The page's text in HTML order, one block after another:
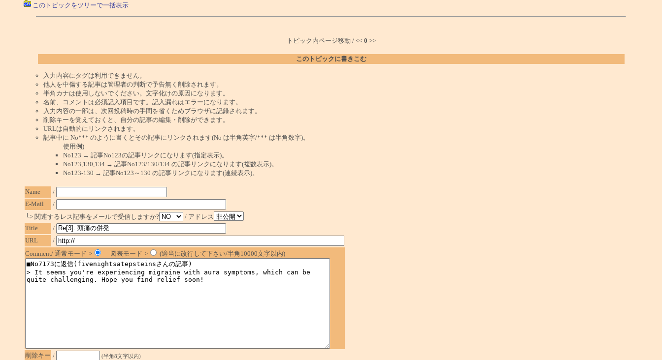
このトピックをツリーで一括表示
トピック内ページ移動 / << 0 >>
このトピックに書きこむ
入力内容にタグは利用できません。
他人を中傷する記事は管理者の判断で予告無く削除されます。
半角カナは使用しないでください。文字化けの原因になります。
名前、コメントは必須記入項目です。記入漏れはエラーになります。
入力内容の一部は、次回投稿時の手間を省くためブラウザに記録されます。
削除キーを覚えておくと、自分の記事の編集・削除ができます。
URLは自動的にリンクされます。
記事中に No*** のように書くとその記事にリンクされます(No は半角英字/*** は半角数字)。
使用例)
No123 → 記事No123の記事リンクになります(指定表示)。
No123,130,134 → 記事No123/130/134 の記事リンクになります(複数表示)。
No123-130 → 記事No123～130 の記事リンクになります(連続表示)。
Name
/
E-Mail
/
└> 関連するレス記事をメールで受信しますか?
/ アドレス
Title
/
URL
/
Comment/ 通常モード->
図表モード-> (適当に改行して下さい/半角10000文字以内)
削除キー / (半角8文字以内)